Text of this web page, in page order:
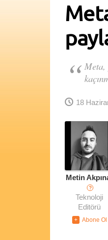
Meta,
18
Metin
?
Teknoloji
Editörü